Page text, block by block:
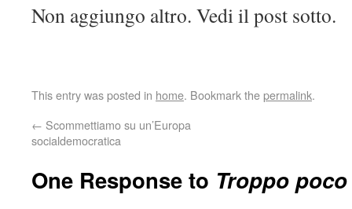
Non aggiungo altro. Vedi il post sotto.
This entry was posted in home. Bookmark thepermalink.
← Scommettiamo su un’Europa
socialdemocratica
One Response to Troppo